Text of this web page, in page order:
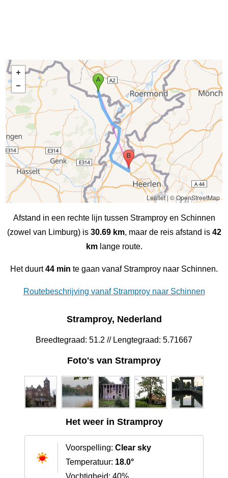
Leaflet| © OpenStreetMap
Afstand in een rechte lijn tussen Stramproy en Schinnen
(zowel van Limburg) is 30.69 km, maar de reis afstand is 42
kmlange route.
Het duurt44 min te gaan vanaf Stramproy naar Schinnen.
Routebeschrijving vanaf Stramproy naar Schinnen
Stramproy, Nederland
Breedtegraad: 51.2 // Lengtegraad: 5.71667
Foto's van Stramproy
Het weer in Stramproy
Voorspelling: Clear sky
Temperatuur: 18.0°